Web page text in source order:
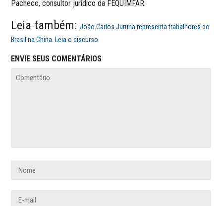
Pacheco, consultor jurídico da FEQUIMFAR.
Leia também:João Carlos Juruna representa trabalhores do
Brasil na China. Leia o discurso
ENVIE SEUS COMENTÁRIOS